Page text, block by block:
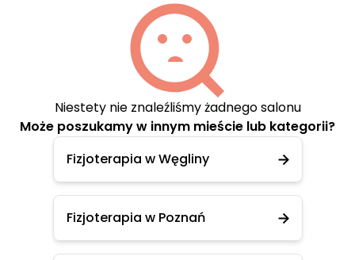
Niestety nie znaleźliśmy żadnego salonu
Może poszukamy w innym mieście lub kategorii?
Fizjoterapia w Węgliny
Fizjoterapia w Poznań